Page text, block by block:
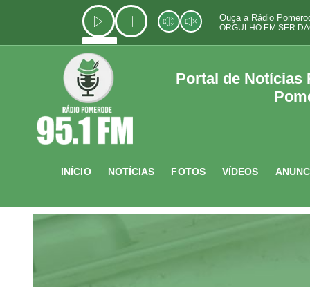
o
Ouça a Rádio
ORGULHO EM SER
Portal de Notícias
INÍCIO NOTÍCIAS FOTOS VÍDEOS